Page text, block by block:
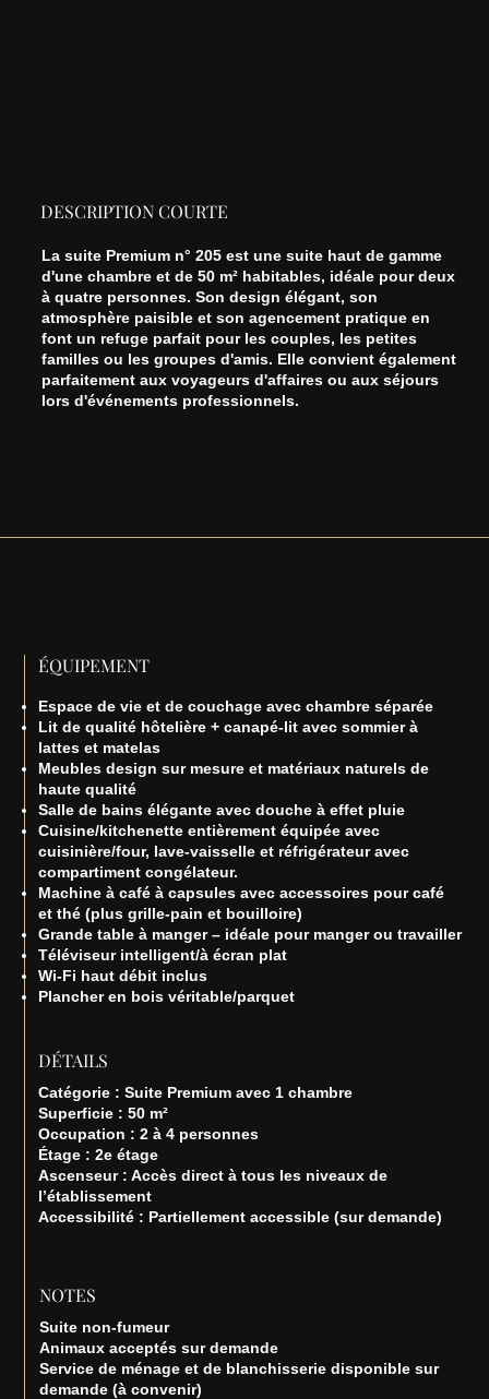
DESCRIPTION COURTE
La suite Premium n° 205 est une suite haut de gamme
d'une chambre et de 50 m² habitables, idéale pour deux
à quatre personnes. Son design élégant, son
atmosphère paisible et son agencement pratique en
font un refuge parfait pour les couples, les petites
familles ou les groupes d'amis. Elle convient également
parfaitement aux voyageurs d'affaires ou aux séjours
lors d'événements professionnels.
ÉQUIPEMENT
Espace de vie et de couchage avec chambre séparée
Lit de qualité hôtelière + canapé-lit avec sommier à
lattes et matelas
Meubles design sur mesure et matériaux naturels de
haute qualité
Salle de bains élégante avec douche à effet pluie
Cuisine/kitchenette entièrement équipée avec
cuisinière/four, lave-vaisselle et réfrigérateur avec
compartiment congélateur.
Machine à café à capsules avec accessoires pour café
et thé (plus grille-pain et bouilloire)
Grande table à manger – idéale pour manger ou travailler
Téléviseur intelligent/à écran plat
Wi-Fi haut débit inclus
Plancher en bois véritable/parquet
DÉTAILS
Catégorie : Suite Premium avec 1 chambre
Superficie : 50 m²
Occupation : 2 à 4 personnes
Étage : 2e étage
Ascenseur : Accès direct à tous les niveaux de
l’établissement
Accessibilité : Partiellement accessible (sur demande)
NOTES
Suite non-fumeur
Animaux acceptés sur demande
Service de ménage et de blanchisserie disponible sur
demande (à convenir)